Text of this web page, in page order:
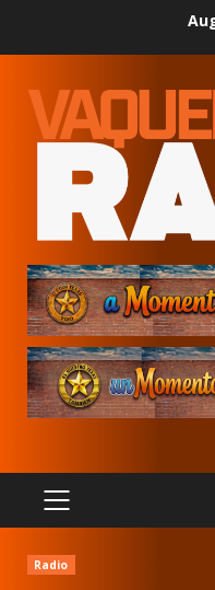
PRIMARY
MENU
Radio